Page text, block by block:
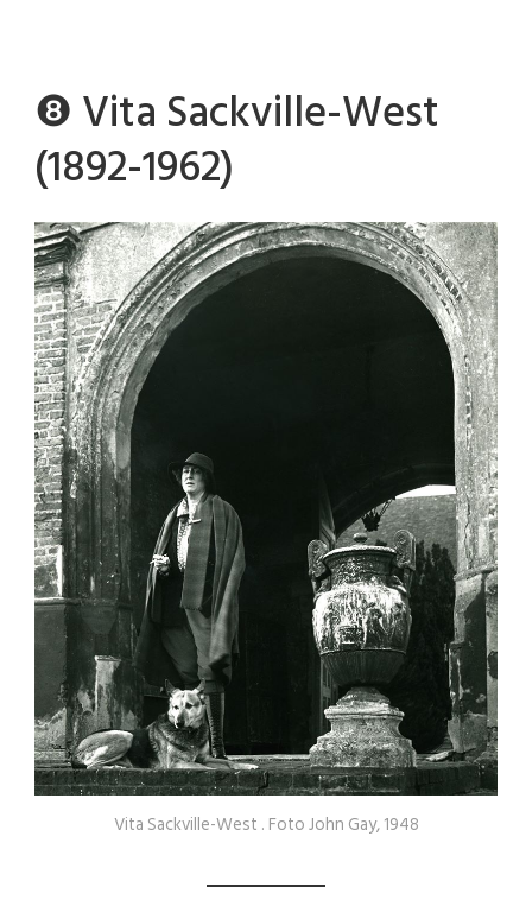
❽ Vita Sackville-West
(1892-1962)
Vita Sackville-West . Foto John Gay, 1948